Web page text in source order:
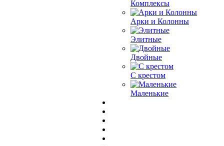
Комплексы
Арки и Колонны
Элитные
Двойные
С крестом
Маленькие